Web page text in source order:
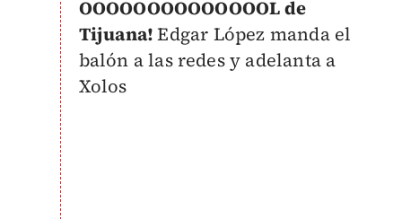
OOOOOOOOOOOOOOL de
Tijuana!Edgar López manda el
balón a las redes y adelanta a
Xolos